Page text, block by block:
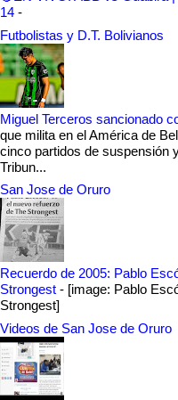
14 -
Futbolistas y D.T. Bolivianos
Miguel Terceros sancionado
que milita en el América de
cinco partidos de suspensión
Tribun...
San Jose de Oruro
Recuerdo de 2005: Pablo
Strongest - [image: Pablo
Strongest]
Videos de San Jose de Oruro